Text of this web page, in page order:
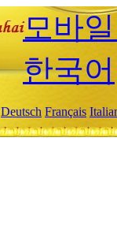
모바
한국어
Deutsch Français